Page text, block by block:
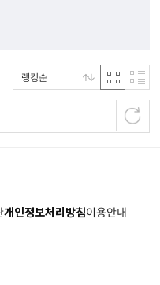
랭킹순
개인정보처리방침이용안내